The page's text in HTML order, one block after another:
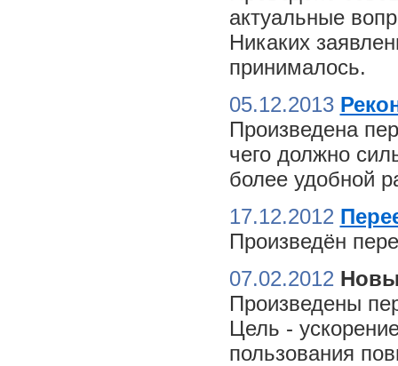
актуальные
Никаких
принималось.
05.12.2013
Произведена
чего должно
более удобной
17.12.2012
Произведён
07.02.2012
Произведены
Цель -
пользования